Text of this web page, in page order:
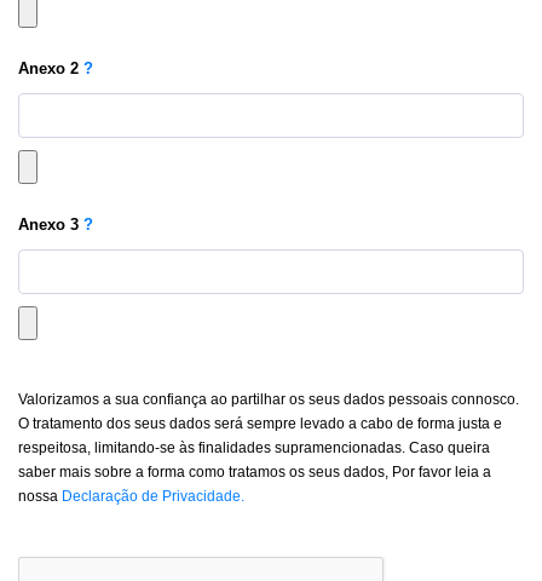
Anexo 2 ?
Anexo 3 ?
Valorizamos a sua confiança ao partilhar os seus dados pessoais connosco.
O tratamento dos seus dados será sempre levado a cabo de forma justa e
respeitosa, limitando-se às finalidades supramencionadas. Caso queira
saber mais sobre a forma como tratamos os seus dados, Por favor leia a
nossa Declaração de Privacidade.